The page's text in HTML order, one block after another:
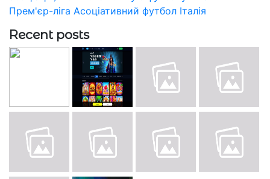
Прем'єр-ліга Асоціативний футбол Італія
Recent posts